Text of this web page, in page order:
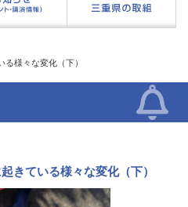
様々な変化（下）
きている様々な変化（下）